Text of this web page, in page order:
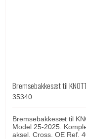
Bremsebakkesæt til
35340
Bremsebakkesæt til
Model 25-2025.
aksel. Cross. OE Ref.